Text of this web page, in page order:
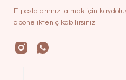
E-postalarımızı almak için
abonelikten çıkabilirsiniz.